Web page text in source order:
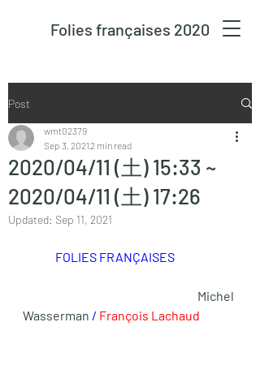
Folies françaises 2020
Post
2020/04/11 (土) 15:33 ~
2020/04/11 (土) 17:26
wmt02379
Sep 3, 20212 min read
Updated: Sep 11, 2021
FOLIES FRANÇAISES
Michel
Wasserman / François Lachaud